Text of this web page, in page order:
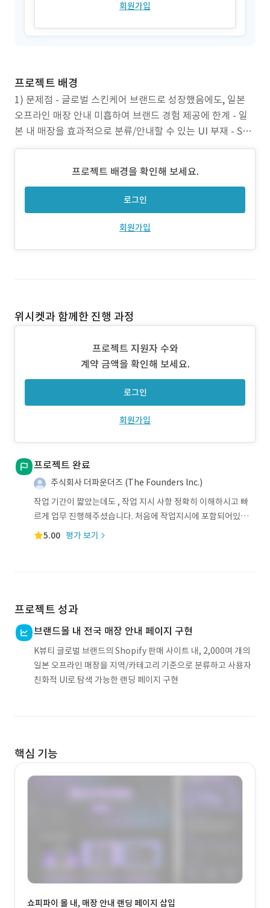
회원가입
프로젝트 배경
1) 문제점 - 글로벌 스킨케어 브랜드로 성장했음에도, 일본
오프라인 매장 안내 미흡하여 브랜드 경험 제공에 한계 - 일
본 내 매장을 효과적으로 분류/안내할 수 있는 UI 부재 - Sho
pify 기반 구조 내에서 커스터마이징된 매장 안내 페이지 필
직관적이고 효율적으로 탐색할 수 있는 페이지 개발 - 2,000
프로젝트 배경을 확인해 보세요.
로그인
회원가입
위시켓과 함께한 진행 과정
프로젝트 지원자 수와
계약 금액을 확인해 보세요.
로그인
회원가입
프로젝트 완료
주식회사 더파운더즈 (The Founders lnc.)
작업 기간이 짧았는데도 , 작업 지시 사항 정확히 이해하시고 빠
르게 업무 진행해주셨습니다. 처음에 작업지시에 포함되어있지
않았던 사항을 중간
5.00 평가 보기
프로젝트 성과
브랜드몰 내 전국 매장 안내 페이지 구현
K뷰티 글로벌 브랜드의 Shopify 판매 사이트 내, 2,000여 개의
일본 오프라인 매장을 지역/카테고리 기준으로 분류하고 사용자
친화적 UI로 탐색 가능한 랜딩 페이지 구현
핵심 기능
쇼피파이 몰 내, 매장 안내 랜딩 페이지 삽입